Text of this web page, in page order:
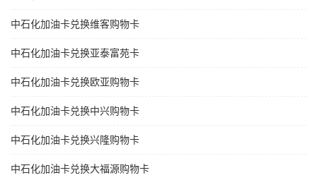
中石化加油卡兑换维客购物卡
中石化加油卡兑换亚泰富苑卡
中石化加油卡兑换欧亚购物卡
中石化加油卡兑换中兴购物卡
中石化加油卡兑换兴隆购物卡
中石化加油卡兑换大福源购物卡